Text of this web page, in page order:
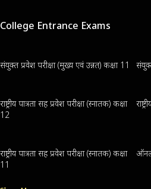
College Entrance Exams
संयुक्त प्रवेश परीक्षा (मुख्य एवं उन्नत) कक्षा 11
राष्ट्रीय पात्रता सह प्रवेश परीक्षा (स्नातक) कक्षा
12
राष्ट्रीय पात्रता सह प्रवेश परीक्षा (स्नातक) कक्षा
11